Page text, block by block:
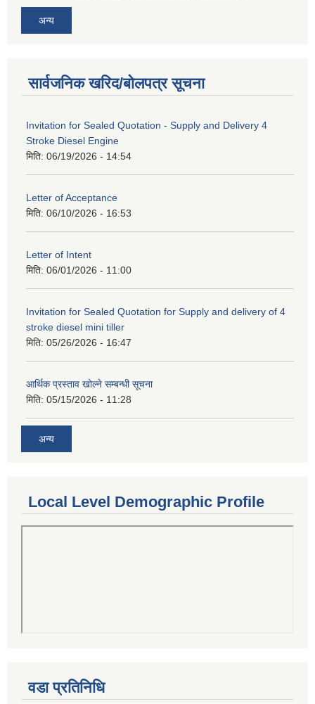
अन्य
सार्वजनिक खरिद/बोलपत्र सूचना
Invitation for Sealed Quotation - Supply and Delivery 4
Stroke Diesel Engine
मिति: 06/19/2026 - 14:54
Letter of Acceptance
मिति: 06/10/2026 - 16:53
Letter of Intent
मिति: 06/01/2026 - 11:00
Invitation for Sealed Quotation for Supply and delivery of 4
stroke diesel mini tiller
मिति: 05/26/2026 - 16:47
आर्थिक प्रस्ताव खोल्ने सम्बन्धी सूचना
मिति: 05/15/2026 - 11:28
अन्य
Local Level Demographic Profile
वडा प्रतिनिधि